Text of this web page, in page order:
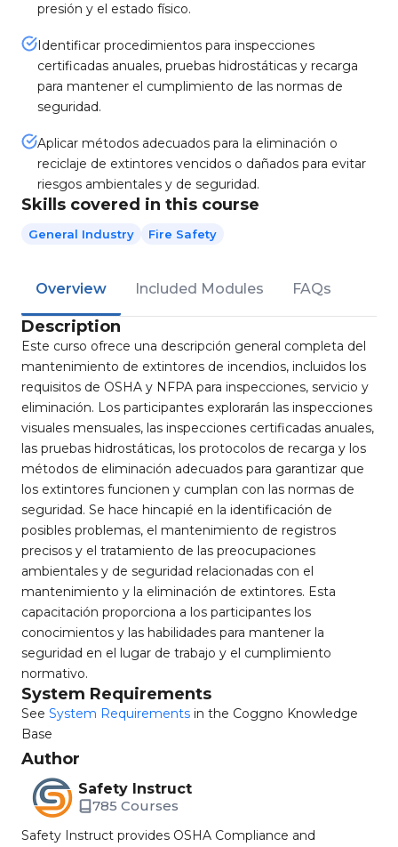
presión y el estado físico.
Identificar procedimientos para inspecciones
certificadas anuales, pruebas hidrostáticas y recarga
para mantener el cumplimiento de las normas de
seguridad.
Aplicar métodos adecuados para la eliminación o
reciclaje de extintores vencidos o dañados para evitar
riesgos ambientales y de seguridad.
Skills covered in this course
General Industry Fire Safety
Overview Included Modules FAQs
Description
Este curso ofrece una descripción general completa del
mantenimiento de extintores de incendios, incluidos los
requisitos de OSHA y NFPA para inspecciones, servicio y
eliminación. Los participantes explorarán las inspecciones
visuales mensuales, las inspecciones certificadas anuales,
las pruebas hidrostáticas, los protocolos de recarga y los
métodos de eliminación adecuados para garantizar que
los extintores funcionen y cumplan con las normas de
seguridad. Se hace hincapié en la identificación de
posibles problemas, el mantenimiento de registros
precisos y el tratamiento de las preocupaciones
ambientales y de seguridad relacionadas con el
mantenimiento y la eliminación de extintores. Esta
capacitación proporciona a los participantes los
conocimientos y las habilidades para mantener la
seguridad en el lugar de trabajo y el cumplimiento
normativo.
System Requirements
See System Requirements in the Coggno Knowledge
Base
Author
Safety Instruct
785 Courses
Safety Instruct provides OSHA Compliance and